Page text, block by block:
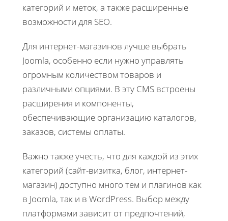
категорий и меток, а также расширенные
возможности для SEO.
Для интернет-магазинов лучше выбрать
Joomla, особенно если нужно управлять
огромным количеством товаров и
различными опциями. В эту CMS встроены
расширения и компоненты,
обеспечивающие организацию каталогов,
заказов, системы оплаты.
Важно также учесть, что для каждой из этих
категорий (сайт-визитка, блог, интернет-
магазин) доступно много тем и плагинов как
в Joomla, так и в WordPress. Выбор между
платформами зависит от предпочтений,